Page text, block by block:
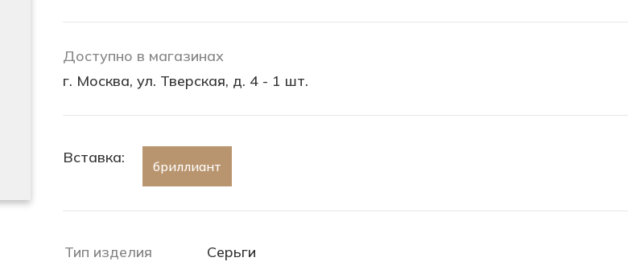
Доступно в магазинах
г. Москва, ул. Тверская, д. 4 - 1 шт.
Вставка: бриллиант
Тип изделия
Серьги